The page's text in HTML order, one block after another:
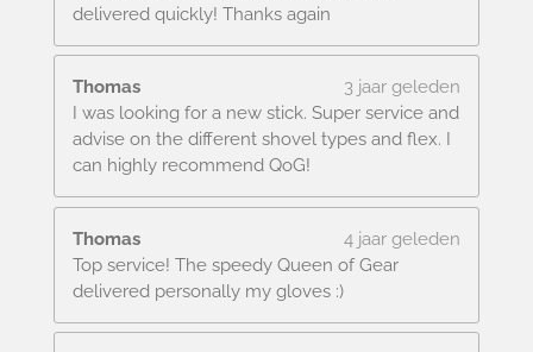
delivered quickly! Thanks again
Thomas
3 jaar geleden
I was looking for a new stick. Super service and
advise on the different shovel types and flex. I
can highly recommend QoG!
Thomas
4 jaar geleden
Top service! The speedy Queen of Gear
delivered personally my gloves :)